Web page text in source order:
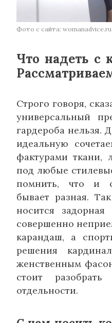
Фото с сайта: womanadvice.ru
Что надеть с
Строго говоря,
универсальный
гардероба нельзя.
идеальную
фактурами ткани,
под любые
помнить, что и
бывает разная.
носится
совершенно
карандаш, а
решения
женственным
стоит
отдельности.